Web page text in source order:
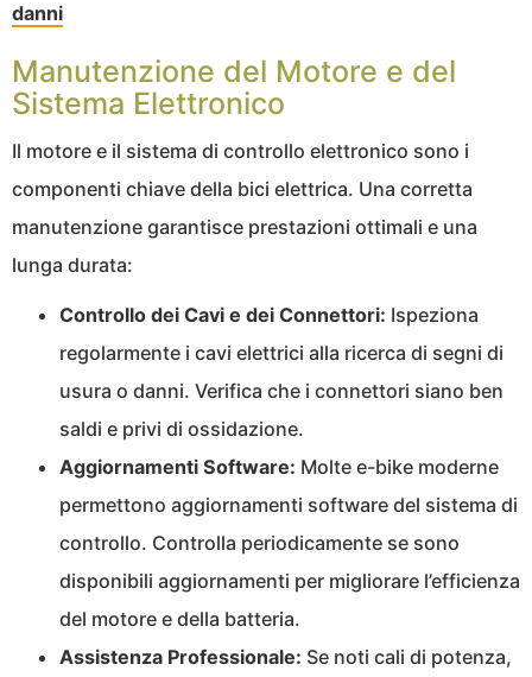
danni
Manutenzione del Motore e del
Sistema Elettronico
Il motore e il sistema di controllo elettronico sono i
componenti chiave della bici elettrica. Una corretta
manutenzione garantisce prestazioni ottimali e una
lunga durata:
Controllo dei Cavi e dei Connettori: Ispeziona
regolarmente i cavi elettrici alla ricerca di segni di
usura o danni. Verifica che i connettori siano ben
saldi e privi di ossidazione.
Aggiornamenti Software: Molte e-bike moderne
permettono aggiornamenti software del sistema di
controllo. Controlla periodicamente se sono
disponibili aggiornamenti per migliorare l’efficienza
del motore e della batteria.
Assistenza Professionale: Se noti cali di potenza,